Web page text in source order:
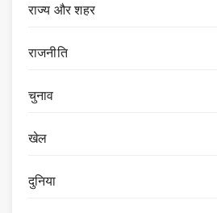
राज्य और शहर
राजनीति
चुनाव
खेल
दुनिया